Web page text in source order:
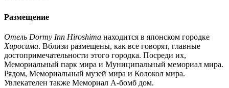
Размещение
Отель Dormy Inn Hiroshima находится в японском городке
Хиросима. Вблизи размещены, как все говорят, главные
достопримечательности этого городка. Посреди их,
Мемориальный парк мира и Муниципальный мемориал мира.
Рядом, Мемориальный музей мира и Колокол мира.
Увлекателен также Мемориал А-бомб дом.